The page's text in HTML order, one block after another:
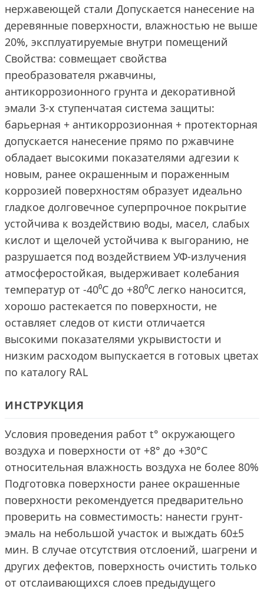
нержавеющей стали Допускается нанесение на
деревянные поверхности, влажностью не выше
20%, эксплуатируемые внутри помещений
Свойства: совмещает свойства
преобразователя ржавчины,
антикоррозионного грунта и декоративной
эмали 3-х ступенчатая система защиты:
барьерная + антикоррозионная + протекторная
допускается нанесение прямо по ржавчине
обладает высокими показателями адгезии к
новым, ранее окрашенным и пораженным
коррозией поверхностям образует идеально
гладкое долговечное суперпрочное покрытие
устойчива к воздействию воды, масел, слабых
кислот и щелочей устойчива к выгоранию, не
разрушается под воздействием УФ-излучения
атмосферостойкая, выдерживает колебания
температур от -40⁰C до +80⁰С легко наносится,
хорошо растекается по поверхности, не
оставляет следов от кисти отличается
высокими показателями укрывистости и
низким расходом выпускается в готовых цветах
по каталогу RAL
ИНСТРУКЦИЯ
Условия проведения работ t° окружающего
воздуха и поверхности от +8° до +30°С
относительная влажность воздуха не более 80%
Подготовка поверхности ранее окрашенные
поверхности рекомендуется предварительно
проверить на совместимость: нанести грунт-
эмаль на небольшой участок и выждать 60±5
мин. В случае отсутствия отслоений, шагрени и
других дефектов, поверхность очистить только
от отслаивающихся слоев предыдущего